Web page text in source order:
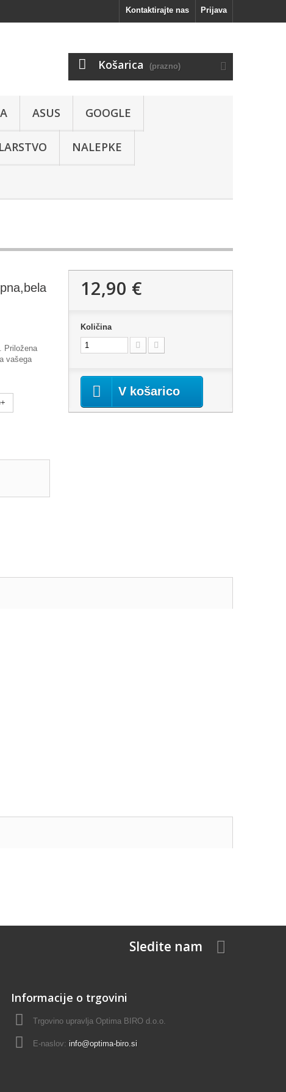
Prijava
Kontaktirajte nas
Košarica (prazno)
ASUS GOOGLE
NALEPKE
Priložena
vašega
12,90 €
Količina
V košarico
Sledite nam
Informacije o trgovini
Trgovino upravlja Optima BIRO d.o.o.
E-naslov: info@optima-biro.si